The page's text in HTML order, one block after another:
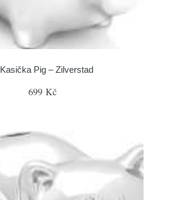
Kasička Pig – Zilverstad
699 Kč